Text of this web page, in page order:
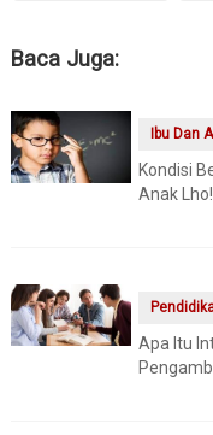
Baca Juga:
Ibu Dan
Kondisi
Anak Lho!
Apa Itu